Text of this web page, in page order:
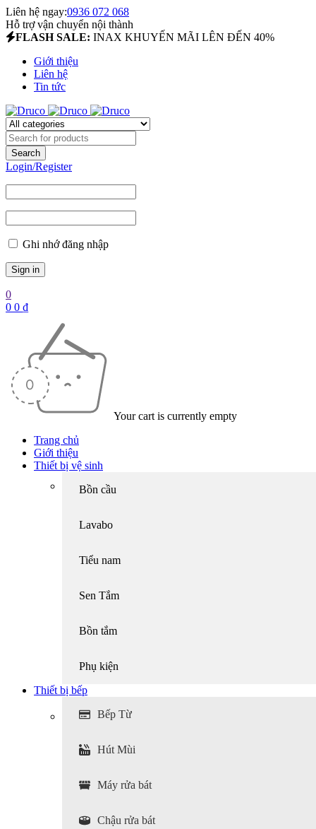
Liên hệ ngay:0936 072 068
Hỗ trợ vận chuyển nội thành
FLASH SALE: INAX KHUYẾN MÃI LÊN ĐẾN 40%
Giới thiệu
Liên hệ
Tin tức
Login/Register
Ghi nhớ đăng nhập
0
0 0 ₫
Your cart is currently empty
Trang chủ
Giới thiệu
Thiết bị vệ sinh
Bồn cầu
Lavabo
Tiểu nam
Sen Tắm
Bồn tắm
Phụ kiện
Thiết bị bếp
Bếp Từ
Hút Mùi
Máy rửa bát
Chậu rửa bát